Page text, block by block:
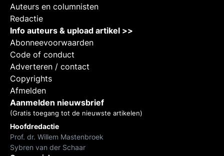
Auteurs en columnisten
Redactie
Info auteurs & upload artikel >>
Abonneevoorwaarden
Code of conduct
Adverteren / contact
Copyrights
Afmelden
Aanmelden nieuwsbrief
(Gratis toegang tot de nieuwste artikelen)
Hoofdredactie
Prof. dr. Willem Mastenbroek
Sybren van der Schaar